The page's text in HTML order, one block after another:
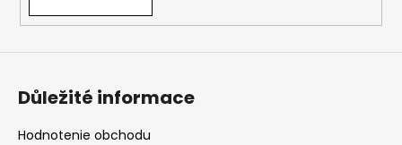
Důležité informace
Hodnotenie obchodu